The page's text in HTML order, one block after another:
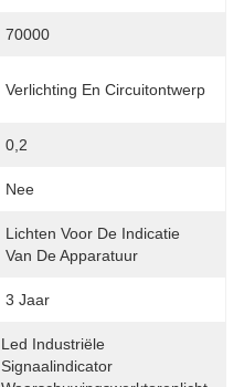
70000
Verlichting En Circuitontwerp
0,2
Nee
Lichten Voor De Indicatie
Van De Apparatuur
3 Jaar
Led Industriële
Signaalindicator